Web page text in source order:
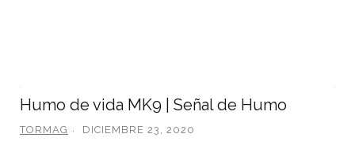
Humo de vida MK9 | Señal de Humo
TORMAG DICIEMBRE 23, 2020